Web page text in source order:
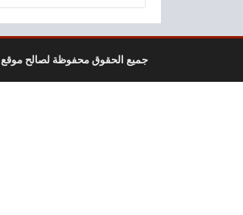
جميع الحقوق محفوظة لصالح موقع oslo-news